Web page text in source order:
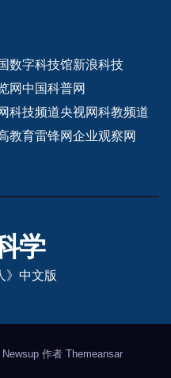
数字科技馆新浪科技
网中国科普网
科技频道央视网科教频道
教育雷锋网企业观察网
学
》中文版
Newsup 作者 Themeansar